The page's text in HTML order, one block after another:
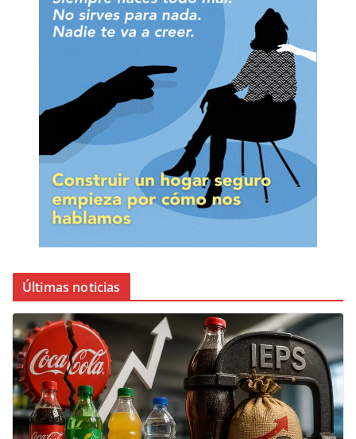
Últimas noticias